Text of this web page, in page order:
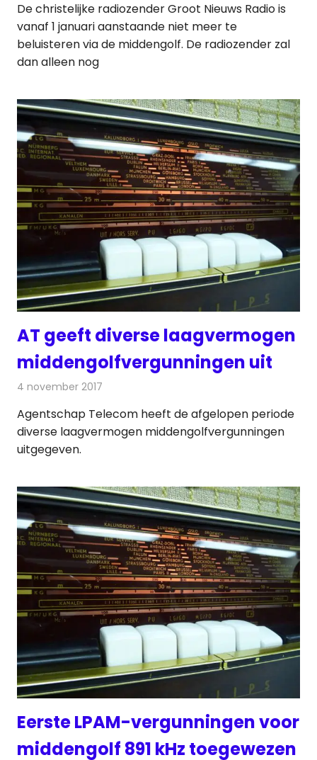
De christelijke radiozender Groot Nieuws Radio is
vanaf 1 januari aanstaande niet meer te
beluisteren via de middengolf. De radiozender zal
dan alleen nog
AT geeft diverse laagvermogen
middengolfvergunningen uit
4 november 2017
Agentschap Telecom heeft de afgelopen periode
diverse laagvermogen middengolfvergunningen
uitgegeven.
Eerste LPAM-vergunningen voor
middengolf 891 kHz toegewezen